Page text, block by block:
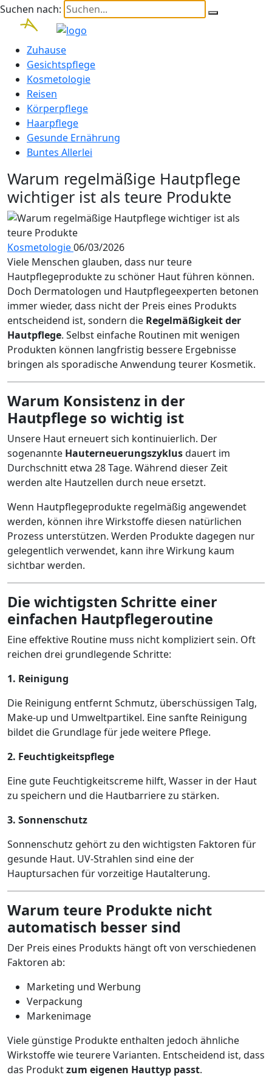
Suchen nach:
Zuhause
Gesichtspflege
Kosmetologie
Reisen
Körperpflege
Haarpflege
Gesunde Ernährung
Buntes Allerlei
Warum regelmäßige Hautpflege
wichtiger ist als teure Produkte
Kosmetologie06/03/2026
Viele Menschen glauben, dass nur teure
Hautpflegeprodukte zu schöner Haut führen können.
Doch Dermatologen und Hautpflegeexperten betonen
immer wieder, dass nicht der Preis eines Produkts
entscheidend ist, sondern die Regelmäßigkeit der
Hautpflege. Selbst einfache Routinen mit wenigen
Produkten können langfristig bessere Ergebnisse
bringen als sporadische Anwendung teurer Kosmetik.
Warum Konsistenz in der
Hautpflege so wichtig ist
Unsere Haut erneuert sich kontinuierlich. Der
sogenannte Hauterneuerungszyklusdauert im
Durchschnitt etwa 28 Tage. Während dieser Zeit
werden alte Hautzellen durch neue ersetzt.
Wenn Hautpflegeprodukte regelmäßig angewendet
werden, können ihre Wirkstoffe diesen natürlichen
Prozess unterstützen. Werden Produkte dagegen nur
gelegentlich verwendet, kann ihre Wirkung kaum
sichtbar werden.
Die wichtigsten Schritte einer
einfachen Hautpflegeroutine
Eine effektive Routine muss nicht kompliziert sein. Oft
reichen drei grundlegende Schritte:
1. Reinigung
Die Reinigung entfernt Schmutz, überschüssigen Talg,
Make-up und Umweltpartikel. Eine sanfte Reinigung
bildet die Grundlage für jede weitere Pflege.
2. Feuchtigkeitspflege
Eine gute Feuchtigkeitscreme hilft, Wasser in der Haut
zu speichern und die Hautbarriere zu stärken.
3. Sonnenschutz
Sonnenschutz gehört zu den wichtigsten Faktoren für
gesunde Haut. UV-Strahlen sind eine der
Hauptursachen für vorzeitige Hautalterung.
Warum teure Produkte nicht
automatisch besser sind
Der Preis eines Produkts hängt oft von verschiedenen
Faktoren ab:
Marketing und Werbung
Verpackung
Markenimage
Viele günstige Produkte enthalten jedoch ähnliche
Wirkstoffe wie teurere Varianten. Entscheidend ist, dass
das Produktzum eigenen Hauttyp passt.